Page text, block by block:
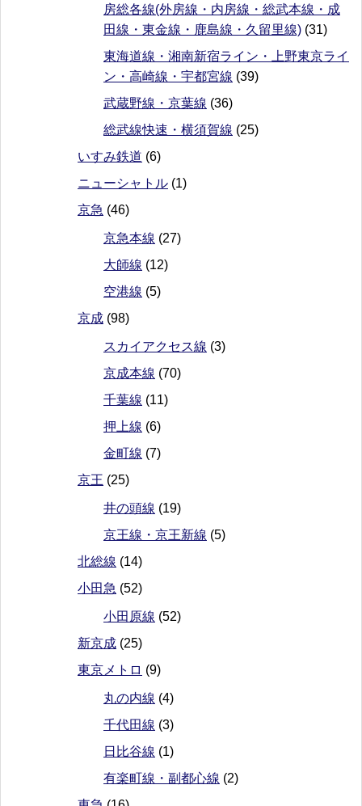
房総各線(外房線・内房線・総武本線・成
田線・東金線・鹿島線・久留里線) (31)
東海道線・湘南新宿ライン・上野東京ライ
ン・高崎線・宇都宮線 (39)
武蔵野線・京葉線 (36)
総武線快速・横須賀線 (25)
いすみ鉄道 (6)
ニューシャトル (1)
京急 (46)
京急本線 (27)
大師線 (12)
空港線 (5)
京成 (98)
スカイアクセス線 (3)
京成本線 (70)
千葉線 (11)
押上線 (6)
金町線 (7)
京王 (25)
井の頭線 (19)
京王線・京王新線 (5)
北総線 (14)
小田急 (52)
小田原線 (52)
新京成 (25)
東京メトロ (9)
丸の内線 (4)
千代田線 (3)
日比谷線 (1)
有楽町線・副都心線 (2)